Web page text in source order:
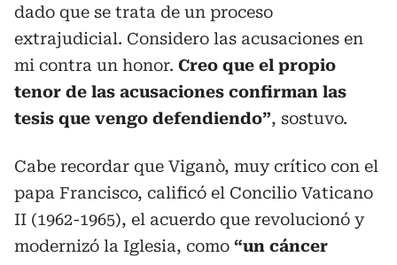
dado que se trata de un proceso
extrajudicial. Considero las acusaciones en
mi contra un honor. Creo que el propio
tenor de las acusaciones confirman las
tesis que vengo defendiendo”, sostuvo.
Cabe recordar que Viganò, muy crítico con el
papa Francisco, calificó el Concilio Vaticano
II (1962-1965), el acuerdo que revolucionó y
modernizó la Iglesia, como “un cáncer